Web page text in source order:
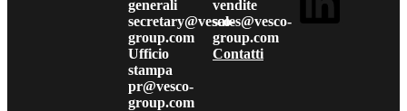
generali
secretary@vesco-
group.com
Ufficio
stampa
pr@vesco-
group.com
vendite
sales@vesco-
group.com
Contatti